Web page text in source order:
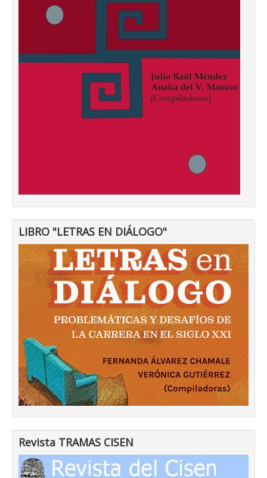
LIBRO "LETRAS EN DIÁLOGO"
Revista TRAMAS CISEN